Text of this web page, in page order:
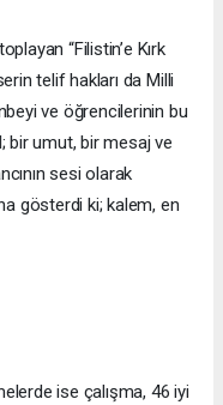
“Filistin’e Kırk
telif hakları da Milli
ve öğrencilerinin bu
bir umut, bir mesaj ve
sesi olarak
gösterdi ki; kalem, en
ise çalışma, 46 iyi